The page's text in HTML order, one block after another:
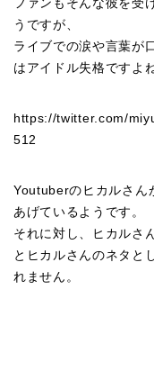
ファンもそんな彼を受
うですが、
ライブでの涙や言葉が
はアイドル失格ですよ
https://twitter.com/
512
Youtuberのヒカルさん
あげているようです。
それに対し、ヒカルさ
とヒカルさんのネタと
れません。